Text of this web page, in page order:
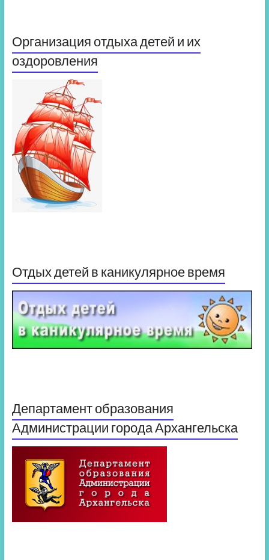
Организация отдыха детей и их
оздоровления
Отдых детей в каникулярное время
Департамент образования
Администрации города Архангельска